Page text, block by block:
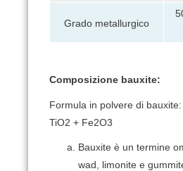
Grado metallurgico
Composizione bauxite:
Formula in polvere di
TiO2 + Fe2O3
Bauxite è un termine
wad, limonite e